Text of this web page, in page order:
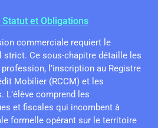
et Obligations
commerciale requiert le
strict. Ce sous-chapitre détaille les
l’inscription au Registre
Mobilier (RCCM) et les
comprend les
et fiscales qui incombent à
formelle opérant sur le territoire